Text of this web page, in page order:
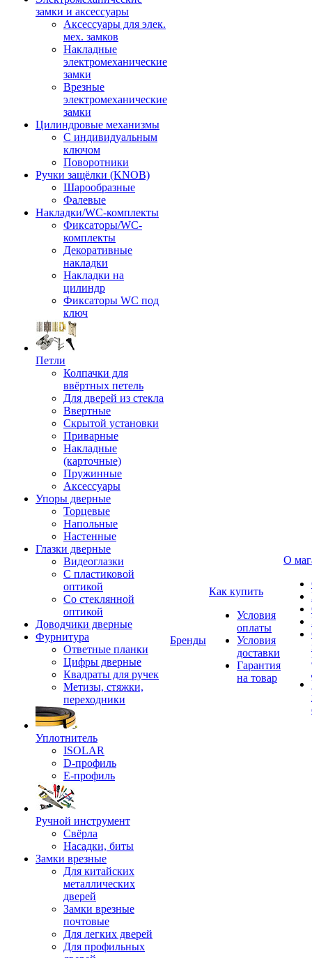
замки и аксессуары
Аксессуары для элек.
мех. замков
Накладные
электромеханические
замки
Врезные
электромеханические
замки
Цилиндровые механизмы
С индивидуальным
ключом
Поворотники
Ручки защёлки (KNOB)
Шарообразные
Фалевые
Накладки/WC-комплекты
Фиксаторы/WC-
комплекты
Декоративные
накладки
Накладки на
цилиндр
Фиксаторы WC под
ключ
Петли
Колпачки для
ввёртных петель
Для дверей из стекла
Ввертные
Скрытой установки
Приварные
Накладные
(карточные)
Пружинные
Аксессуары
Упоры дверные
Торцевые
Напольные
Настенные
Глазки дверные
Видеоглазки
С пластиковой
оптикой
Со стеклянной
оптикой
Доводчики дверные
Фурнитура
Ответные планки
Цифры дверные
Квадраты для ручек
Метизы, стяжки,
переходники
Уплотнитель
ISOLAR
D-профиль
Е-профиль
Ручной инструмент
Свёрла
Насадки, биты
Замки врезные
Для китайских
металлических
дверей
Замки врезные
почтовые
Для легких дверей
Для профильных
Бренды
Как купить
Условия
оплаты
Условия
доставки
Гарантия
на товар
О